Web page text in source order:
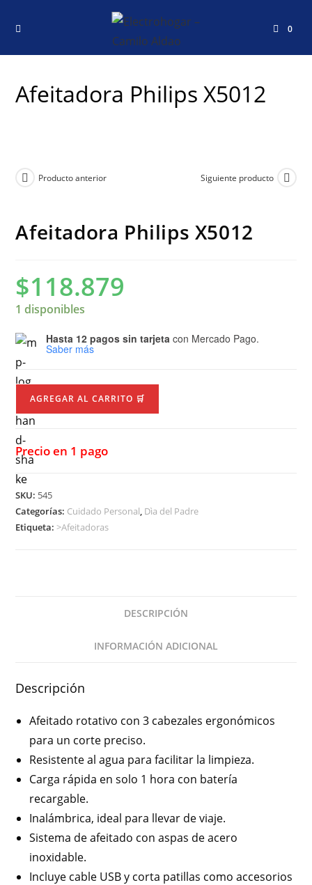
0
Afeitadora Philips X5012
Producto anterior Siguiente producto
Afeitadora Philips X5012
$118.879
1 disponibles
Hasta 12 pagos sin tarjeta con Mercado Pago.
Saber más
AGREGAR AL CARRITO 🛒
Precio en 1 pago
SKU: 545
Categorías: Cuidado Personal, Dìa del Padre
Etiqueta:>Afeitadoras
DESCRIPCIÓN
INFORMACIÓN ADICIONAL
Descripción
Afeitado rotativo con 3 cabezales ergonómicos
para un corte preciso.
Resistente al agua para facilitar la limpieza.
Carga rápida en solo 1 hora con batería
recargable.
Inalámbrica, ideal para llevar de viaje.
Sistema de afeitado con aspas de acero
inoxidable.
Incluye cable USB y corta patillas como accesorios